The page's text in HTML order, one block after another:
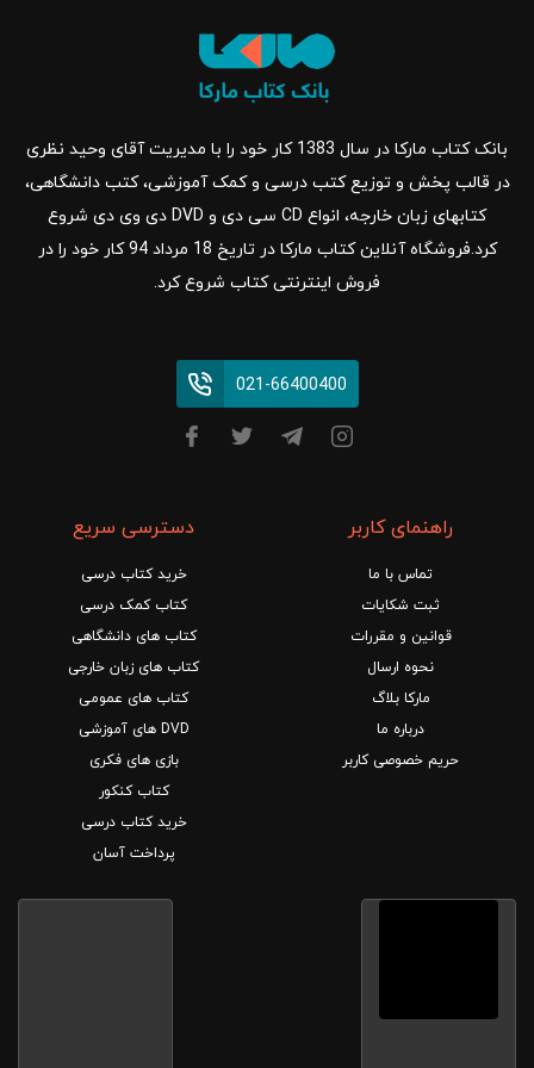
بانک کتاب مارکا در سال 1383 کار خود را با مدیریت آقای وحید نظری
در قالب پخش و توزیع کتب درسی و کمک آموزشی، کتب دانشگاهی،
کتابهای زبان خارجه، انواع CD سی دی و DVD دی وی دی شروع
کرد.فروشگاه آنلاین کتاب مارکا در تاریخ 18 مرداد 94 کار خود را در
فروش اینترنتی کتاب شروع کرد.
021-66400400
راهنمای کاربر
تماس با ما
ثبت شکایات
قوانین و مقررات
نحوه ارسال
مارکا بلاگ
درباره ما
حریم خصوصی کاربر
دسترسی سریع
خرید کتاب درسی
کتاب کمک درسی
کتاب های دانشگاهی
کتاب های زبان خارجی
کتاب های عمومی
DVD های آموزشی
بازی های فکری
کتاب کنکور
خرید کتاب درسی
پرداخت آسان